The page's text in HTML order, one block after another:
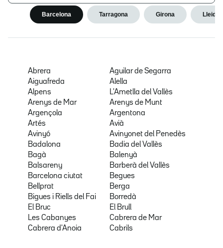
Barcelona Tarragona Girona Lleida
Abrera
Aguilar de Segarra
Aiguafreda
Alella
Alpens
L'Ametlla del Vallès
Arenys de Mar
Arenys de Munt
Argençola
Argentona
Artés
Avià
Avinyó
Avinyonet del Penedès
Badalona
Badia del Vallès
Bagà
Balenyà
Balsareny
Barberà del Vallès
Barcelona ciutat
Begues
Bellprat
Berga
Bigues i Riells del Fai
Borredà
El Bruc
El Brull
Les Cabanyes
Cabrera de Mar
Cabrera d'Anoia
Cabrils